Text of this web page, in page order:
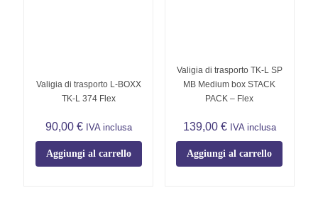
Valigia di trasporto L-BOXX
TK-L 374 Flex
90,00 € IVA inclusa
Aggiungi al carrello
Valigia di trasporto TK-L SP
MB Medium box STACK
PACK – Flex
139,00 € IVA inclusa
Aggiungi al carrello